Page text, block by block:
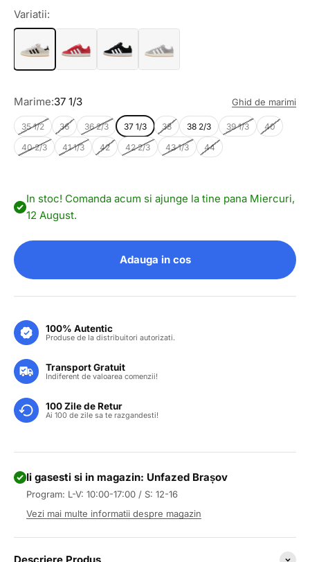
Variatii:
Marime:37 1/3 Ghid de marimi
35 1/2 36 36 2/3 37 1/3 38 38 2/3 39 1/3
40
40 2/3
41 1/3 42 42 2/3 43 1/3 44
In stoc! Comanda acum si ajunge la tine pana Miercuri,
12 August.
Adauga in cos
100% Autentic
Produse de la distribuitori autorizati.
Transport Gratuit
Indiferent de valoarea comenzii!
100 Zile de Retur
Ai 100 de zile sa te razgandesti!
Ii gasesti si in magazin: Unfazed Brașov
Program: L-V: 10:00-17:00 / S: 12-16
Vezi mai multe informatii despre magazin